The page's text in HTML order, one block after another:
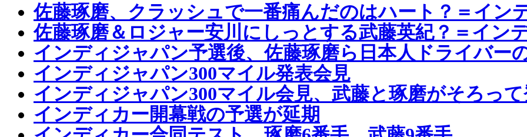
佐藤琢磨、クラッシュで一番痛んだのはハート？＝イン
佐藤琢磨＆ロジャー安川にしっとする武藤英紀？＝イン
インディジャパン予選後、佐藤琢磨ら日本人ドライバー
インディジャパン300マイル発表会見
インディジャパン300マイル会見、武藤と琢磨がそろっ
インディカー開幕戦の予選が延期